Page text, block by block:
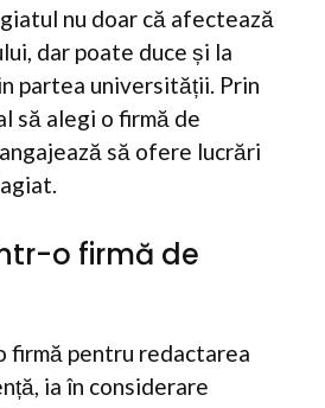
nu doar că afectează
dar poate duce și la
partea universității. Prin
să alegi o firmă de
să ofere lucrări
o firmă de
firmă pentru redactarea
ia în considerare